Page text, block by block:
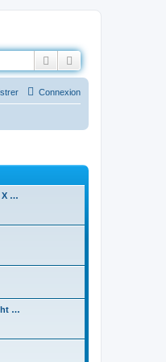
Rechercher
Connexion
X …
…